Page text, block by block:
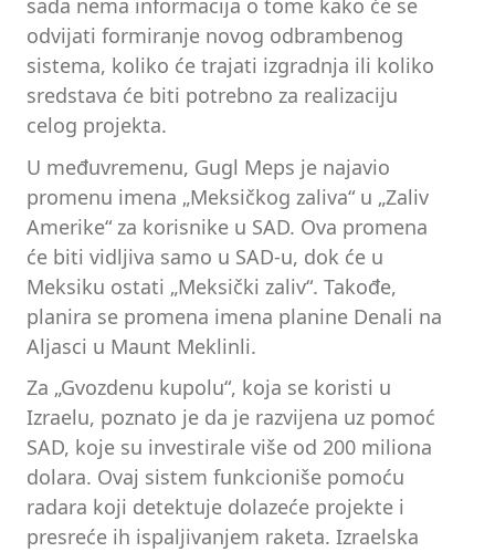
sada nema informacija o tome kako će se
odvijati formiranje novog odbrambenog
sistema, koliko će trajati izgradnja ili koliko
sredstava će biti potrebno za realizaciju
celog projekta.
U međuvremenu, Gugl Meps je najavio
promenu imena „Meksičkog zaliva“ u „Zaliv
Amerike“ za korisnike u SAD. Ova promena
će biti vidljiva samo u SAD-u, dok će u
Meksiku ostati „Meksički zaliv“. Takođe,
planira se promena imena planine Denali na
Aljasci u Maunt Meklinli.
Za „Gvozdenu kupolu“, koja se koristi u
Izraelu, poznato je da je razvijena uz pomoć
SAD, koje su investirale više od 200 miliona
dolara. Ovaj sistem funkcioniše pomoću
radara koji detektuje dolazeće projekte i
presreće ih ispaljivanjem raketa. Izraelska